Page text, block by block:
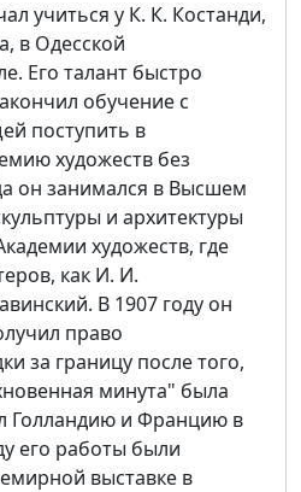
учиться у К. К. Костанди,
в Одесской
Его талант быстро
обучение с
поступить в
художеств без
он занимался в Высшем
и архитектуры
художеств, где
как И. И.
В 1907 году он
право
за границу после того,
минута" была
Голландию и Францию в
его работы были
выставке в